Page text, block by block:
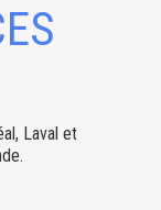
Laval et